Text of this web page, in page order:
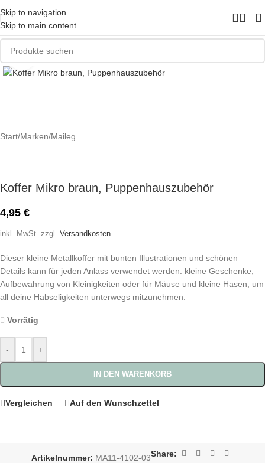
Skip to navigation
Skip to main content
Start/Marken/Maileg
Koffer Mikro braun, Puppenhauszubehör
4,95 €
inkl. MwSt. zzgl. Versandkosten
Dieser kleine Metallkoffer mit bunten Illustrationen und schönen
Details kann für jeden Anlass verwendet werden: kleine Geschenke,
Aufbewahrung von Kleinigkeiten oder für Mäuse und kleine Hasen, um
all deine Habseligkeiten unterwegs mitzunehmen.
Vorrätig
- +
IN DEN WARENKORB
Vergleichen Auf den Wunschzettel
Artikelnummer: MA11-4102-03Share: